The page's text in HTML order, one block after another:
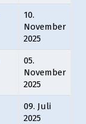
10.
November
2025
05.
November
2025
09. Juli
2025